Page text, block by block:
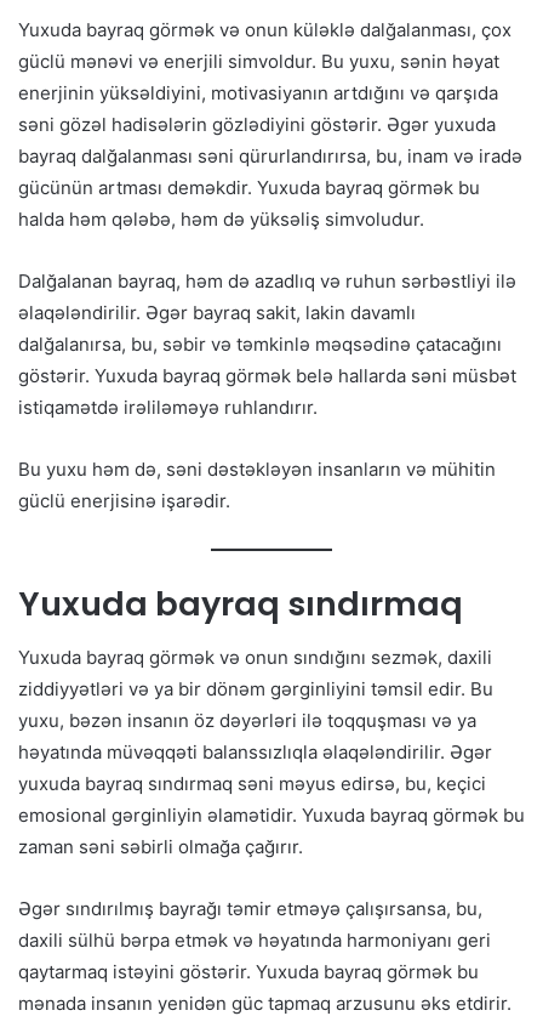
Yuxuda bayraq görmək və onun küləklə dalğalanması, çox
güclü mənəvi və enerjili simvoldur. Bu yuxu, sənin həyat
enerjinin yüksəldiyini, motivasiyanın artdığını və qarşıda
səni gözəl hadisələrin gözlədiyini göstərir. Əgər yuxuda
bayraq dalğalanması səni qürurlandırırsa, bu, inam və iradə
gücünün artması deməkdir. Yuxuda bayraq görmək bu
halda həm qələbə, həm də yüksəliş simvoludur.
Dalğalanan bayraq, həm də azadlıq və ruhun sərbəstliyi ilə
əlaqələndirilir. Əgər bayraq sakit, lakin davamlı
dalğalanırsa, bu, səbir və təmkinlə məqsədinə çatacağını
göstərir. Yuxuda bayraq görmək belə hallarda səni müsbət
istiqamətdə irəliləməyə ruhlandırır.
Bu yuxu həm də, səni dəstəkləyən insanların və mühitin
güclü enerjisinə işarədir.
Yuxuda bayraq sındırmaq
Yuxuda bayraq görmək və onun sındığını sezmək, daxili
ziddiyyətləri və ya bir dönəm gərginliyini təmsil edir. Bu
yuxu, bəzən insanın öz dəyərləri ilə toqquşması və ya
həyatında müvəqqəti balanssızlıqla əlaqələndirilir. Əgər
yuxuda bayraq sındırmaq səni məyus edirsə, bu, keçici
emosional gərginliyin əlamətidir. Yuxuda bayraq görmək bu
zaman səni səbirli olmağa çağırır.
Əgər sındırılmış bayrağı təmir etməyə çalışırsansa, bu,
daxili sülhü bərpa etmək və həyatında harmoniyanı geri
qaytarmaq istəyini göstərir. Yuxuda bayraq görmək bu
mənada insanın yenidən güc tapmaq arzusunu əks etdirir.